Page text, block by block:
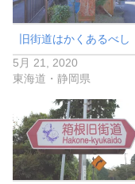
旧街道はかくあるべし
5月 21, 2020
東海道・静岡県